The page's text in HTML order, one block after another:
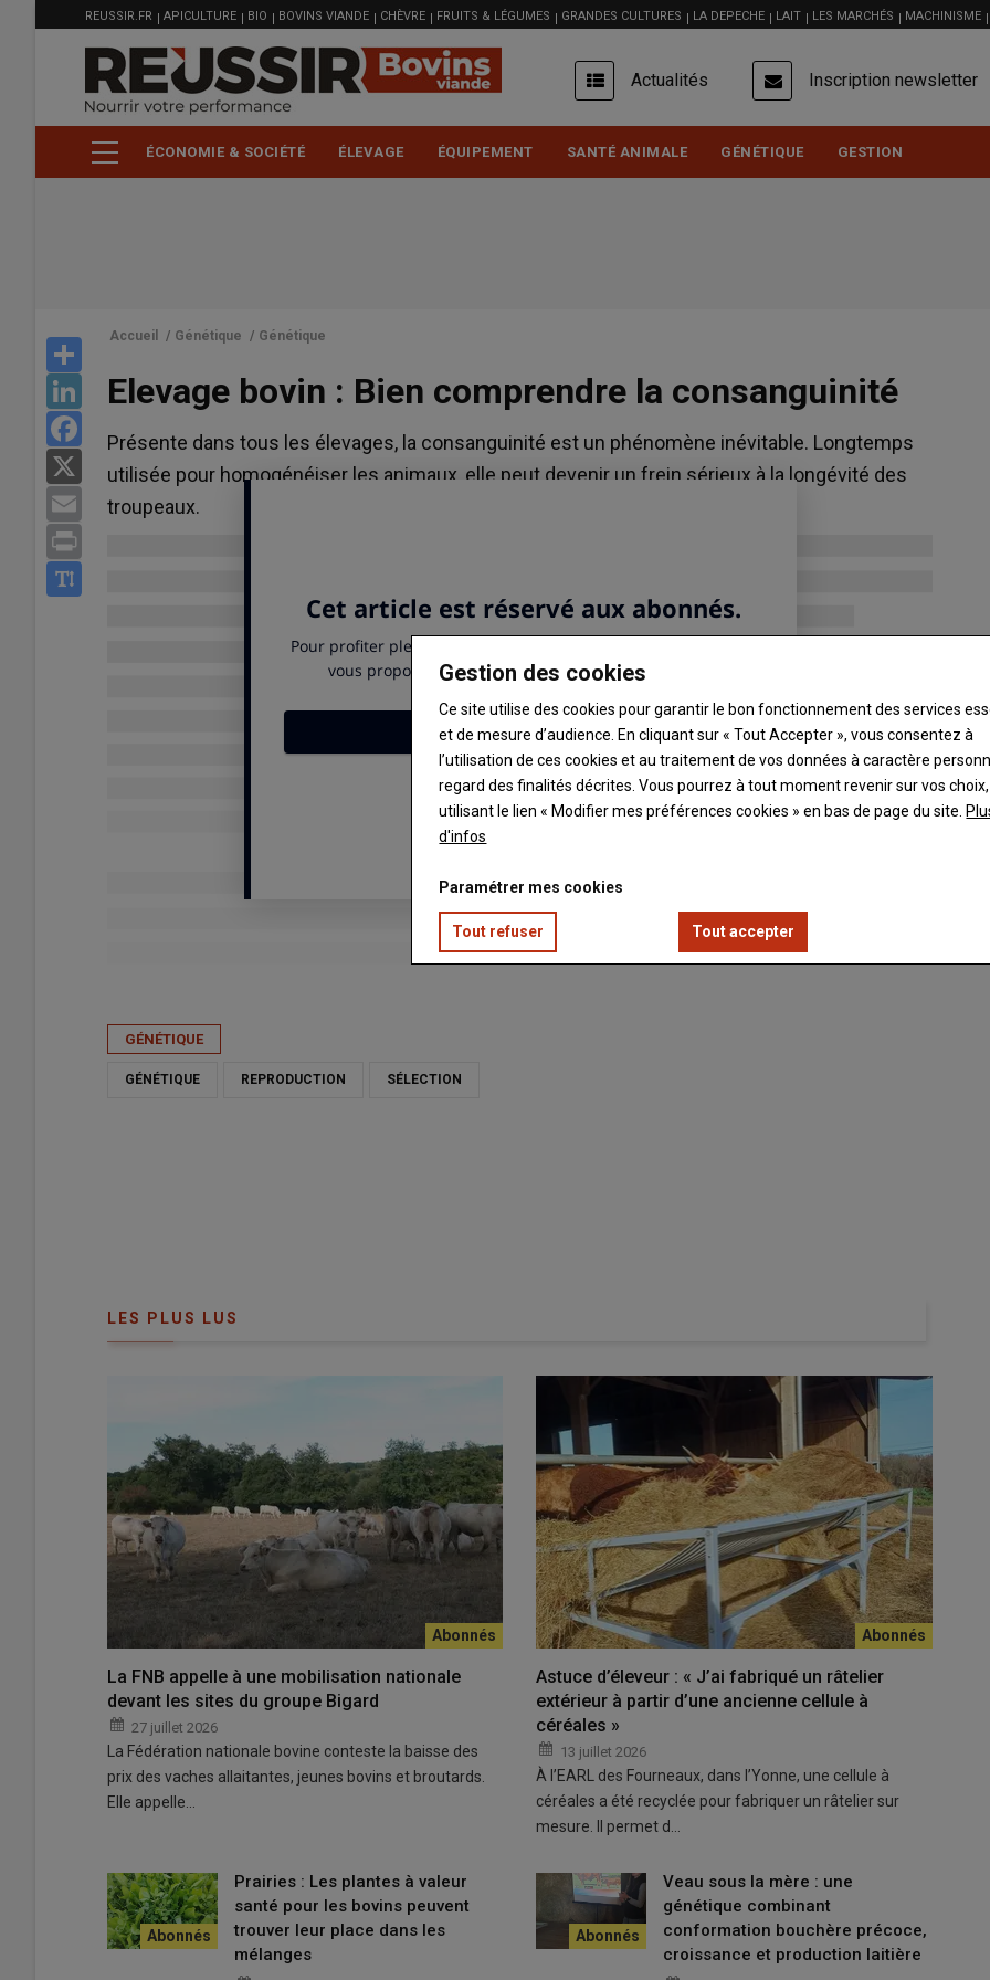
MENU
FILIÈRE
REUSSIR.FR APICULTURE BIO BOVINS VIANDE CHÈVRE FRUITS & LÉGUMES GRANDES CULTURES LA DEPECHE LAIT LES MARCHÉS MACHINISME
USER
ACCOUNT
MENU
Actualités Inscription newsletter
ÉCONOMIE & SOCIÉTÉ ÉLEVAGE ÉQUIPEMENT SANTÉ ANIMALE GÉNÉTIQUE GESTION
LinkedIn
Email
Accueil / Génétique / Génétique
Elevage bovin : Bien comprendre la consanguinité
Présente dans tous les élevages, la consanguinité est un phénomène inévitable. Longtemps
utilisée pour homogénéiser les animaux, elle peut devenir un frein sérieux à la longévité des
troupeaux.
Derrière chaque troupeau, la gestion de la consanguinité repose à la fois sur des stratégies collectives à l’échelle des
races et sur des choix individuels au sein des élevages.
© A.-L. Galon
Lors d’un webinaire, Coralie Danchin-Burge et Stéphanie Minéry de l’Institut de l’élevage ont apporté un éclairage sur
laconsanguinité
, un phénomène qui apparaît lorsque les reproducteurs partagent au moins un ancêtre commun et
donc une partie de leur ADN.
Selon Coralie Danchin,
« l’accouplement entre apparentés a longtemps été recherché pour ses effets positifs, notamment
rapide des animaux et l’homogénéisation des performances, un levier largement utilisé lors de la
phénomène inévitable, inhérent à toute population fermée, qu’il s’agisse d’un élevage ou d’une race ». Lorsque l’on
cherche à limiter la
consanguinité
, l’objectif principal est d’éviter deux effets majeurs particulièrement préjudiciables
pour un élevage. D’une part, la consanguinité favorise la dissémination desanomalies génétiques. Elle n’entraîne pas
l’apparition de nouvelles mutations, mais augmente la fréquence d’expression d’anomalies déjà présentes dans la
population. Certaines affections bien connues en sont des exemples, comme l’ataxie chez la race charolaise ou le
GÉNÉTIQUE
GÉNÉTIQUE REPRODUCTION SÉLECTION
LES PLUS LUS
La FNB appelle à une mobilisation nationale
devant les sites du groupe Bigard
27 juillet 2026
La Fédération nationale bovine conteste la baisse des
prix des vaches allaitantes, jeunes bovins et broutards.
Elle appelle…
Astuce d’éleveur : « J’ai fabriqué un râtelier
extérieur à partir d’une ancienne cellule à
céréales »
13 juillet 2026
À l’EARL des Fourneaux, dans l’Yonne, une cellule à
céréales a été recyclée pour fabriquer un râtelier sur
mesure. Il permet d…
Prairies : Les plantes à valeur
santé pour les bovins peuvent
trouver leur place dans les
mélanges
Veau sous la mère : une
génétique combinant
conformation bouchère précoce,
croissance et production laitière
Gestion des cookies
Ce site utilise des cookies pour garantir le bon fonctionnement des services
et de mesure d’audience. En cliquant sur « Tout Accepter », vous consentez à
l’utilisation de ces cookies et au traitement de vos données à caractère
regard des finalités décrites. Vous pourrez à tout moment revenir sur vos
utilisant le lien « Modifier mes préférences cookies » en bas de page du site.
d'infos
Paramétrer mes cookies
Tout refuser Tout accepter